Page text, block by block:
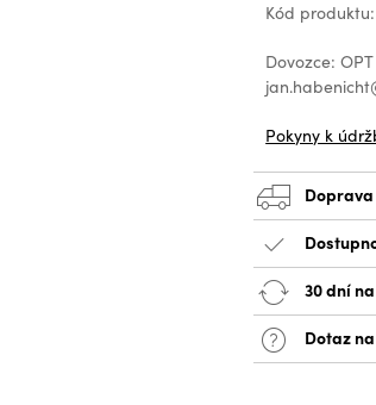
Kód
Dovozce:
Pokyny k
Doprava
30 dní
Dotaz